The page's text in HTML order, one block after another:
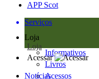
APP Scot
Serviços
Loja
Loja
Informativos
Livros
Acessos
Acessar
Notícias